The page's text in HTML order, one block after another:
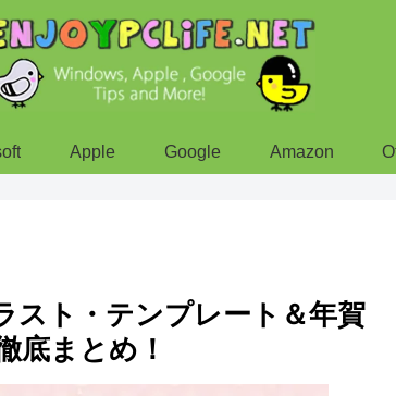
Apple Google Amazon
スト・テンプレート＆年賀
底まとめ！